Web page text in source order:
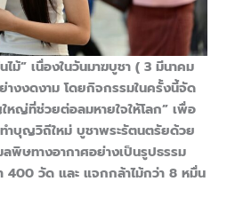
ม้” เนื่องในวันมาฆบูชา ( 3 มีนาคม
างงดงาม โดยกิจกรรมในครั้งนี้จัด
ญ่ที่ช่วยต่อลมหายใจให้โลก” เพื่อ
ำบุญวิถีใหม่ บูชาพระรัตนตรัยด้วย
พิษทางอากาศอย่างเป็นรูปธรรม
400 วัด และ แจกกล้าไม้กว่า 8 หมื่น